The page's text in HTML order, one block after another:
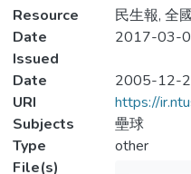
Resource
民生報, 全
Date
Issued
2017-03-
Date
2005-12-
URI
https://
Subjects
壘球
Type
other
File(s)